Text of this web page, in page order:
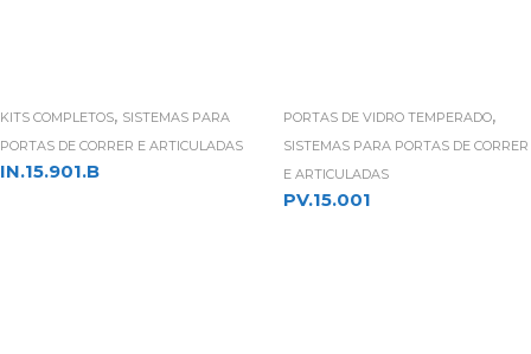
KITS COMPLETOS, SISTEMAS PARA
PORTAS DE CORRER E ARTICULADAS
IN.15.901.B
PORTAS DE VIDRO TEMPERADO,
SISTEMAS PARA PORTAS DE CORRER
E ARTICULADAS
PV.15.001